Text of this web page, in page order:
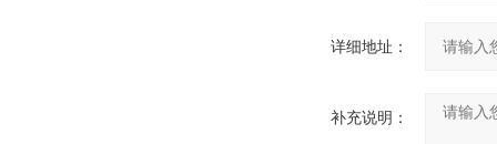
详细地址：
补充说明：